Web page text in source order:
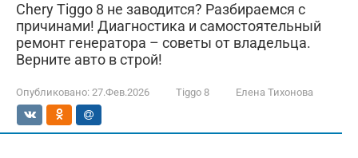
Chery Tiggo 8 не заводится? Разбираемся с
причинами! Диагностика и самостоятельный
ремонт генератора – советы от владельца.
Верните авто в строй!
Опубликовано: 27.Фев.2026 Tiggo 8 Елена Тихонова